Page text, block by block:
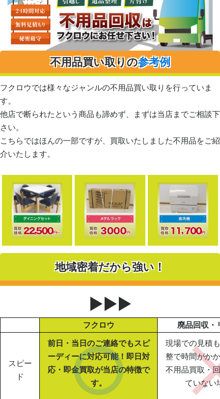
不用品買い取りの参考例
フクロウでは様々なジャンルの不用品買い取りを行っていま
す。
他店で断られたという商品も諦めず、まずは当店までご相談下
さい。
こちらではほんの一部ですが、買取いたしました不用品をご紹
介いたします。
地域密着だから強い！
▶▶▶
フクロウ 廃品回収・
スピー
ド
前日・当日のご連絡でもスピ
ーディーに対応可能！即日対
応・即金買取が当店の特徴で
す。
現場での見積
整で時間がか
不用品買取・
ていない